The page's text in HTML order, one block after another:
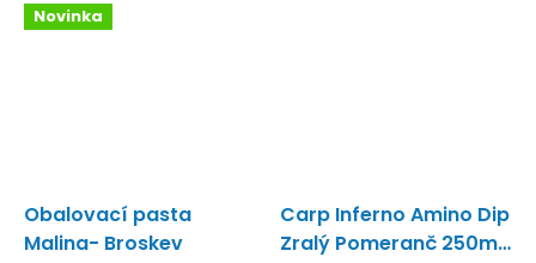
Novinka
Obalovací pasta
Malina- Broskev
Carp Inferno Amino Dip
Zralý Pomeranč 250ml